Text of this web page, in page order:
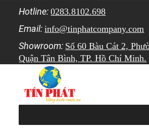
Hotline: 0283.8102.698
Email: info@tinphatcompany.com
Showroom: Số 60 Bàu Cát 2,
Quận Tân Bình, TP. Hồ Chí Minh.